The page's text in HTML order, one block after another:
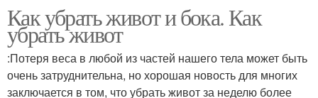
Как убрать живот и бока. Как
убрать живот
:Потеря веса в любой из частей нашего тела может быть
очень затруднительна, но хорошая новость для многих
заключается в том, что убрать живот за неделю более